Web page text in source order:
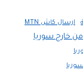
ارسال كاش MTN
خارج سوريا